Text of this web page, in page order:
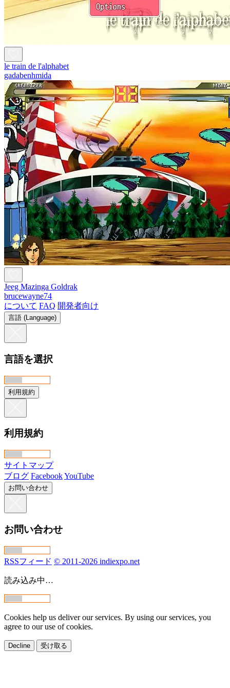
le train de l'alphabet
gadabenhmida
Jeeg Mazinga Goldrak
brucewayne74
について FAQ 開発者向け
言語 (Language)
言語を選択
利用規約
利用規約
サイトマップ
ブログ FacebookYouTube
お問い合わせ
お問い合わせ
RSSフィード © 2011-2026 indiexpo.net
読み込み中…
Cookies help us deliver our services. By using our services, you
agree to our use of cookies.
Decline 受け取る